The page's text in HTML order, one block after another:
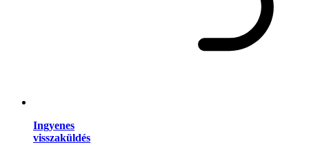
Ingyenes
visszaküldés